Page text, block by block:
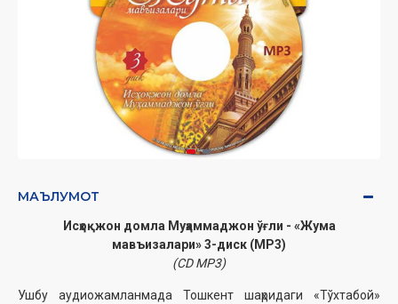
МАЪЛУМОТ
Исҳоқжон домла Муҳаммаджон ўғли - «Жума
мавъизалари» 3-диск (МР3)
(CD МР3)
Ушбу аудиожамланмада Тошкент шаҳридаги «Тўхтабой»